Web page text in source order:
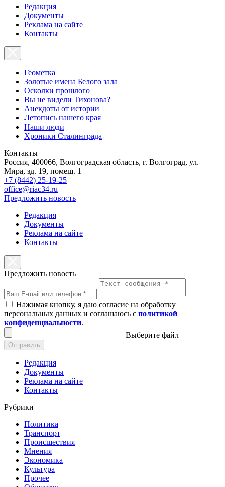
Редакция
Документы
Реклама на сайте
Контакты
Геометка
Золотые имена Белого зала
Осколки прошлого
Вы не видели Тихонова?
Анекдоты от истории
Летопись нашего края
Наши люди
Хроники Сталинграда
Контакты
Россия, 400066, Волгоградская область, г. Волгоград, ул.
Мира, зд. 19, помещ. 1
+7 (8442) 25-19-25
office@riac34.ru
Предложить новость
Редакция
Документы
Реклама на сайте
Контакты
Предложить новость
Нажимая кнопку, я даю согласие на обработку
персональных данных и соглашаюсь с политикой
конфиденциальности.
Выберите файл
Отправить
Редакция
Документы
Реклама на сайте
Контакты
Рубрики
Политика
Транспорт
Происшествия
Мнения
Экономика
Культура
Прочее